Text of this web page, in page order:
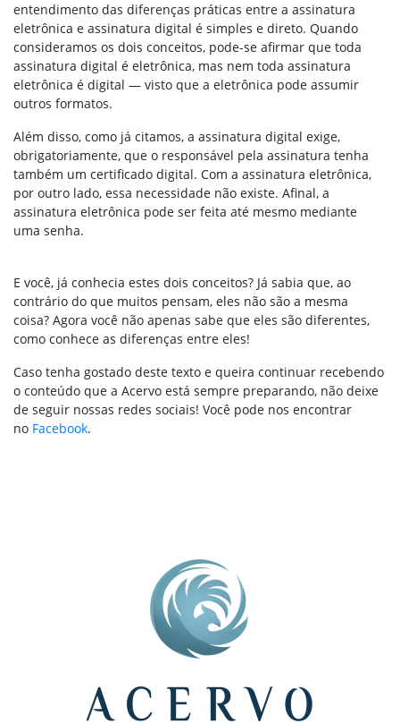
entendimento das diferenças práticas entre a assinatura
eletrônica e assinatura digital é simples e direto. Quando
consideramos os dois conceitos, pode-se afirmar que toda
assinatura digital é eletrônica, mas nem toda assinatura
eletrônica é digital — visto que a eletrônica pode assumir
outros formatos.
Além disso, como já citamos, a assinatura digital exige,
obrigatoriamente, que o responsável pela assinatura tenha
também um certificado digital. Com a assinatura eletrônica,
por outro lado, essa necessidade não existe. Afinal, a
assinatura eletrônica pode ser feita até mesmo mediante
uma senha.
E você, já conhecia estes dois conceitos? Já sabia que, ao
contrário do que muitos pensam, eles não são a mesma
coisa? Agora você não apenas sabe que eles são diferentes,
como conhece as diferenças entre eles!
Caso tenha gostado deste texto e queira continuar recebendo
o conteúdo que a Acervo está sempre preparando, não deixe
de seguir nossas redes sociais! Você pode nos encontrar
no Facebook.